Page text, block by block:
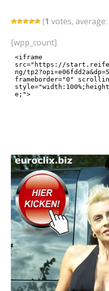
(1 votes, average:
[wpp_count]